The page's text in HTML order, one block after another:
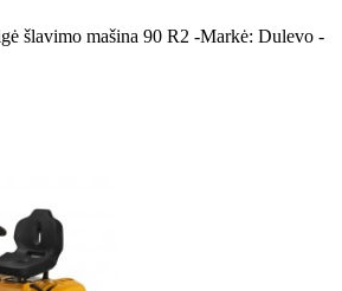
šlavimo mašina 90 R2 -Markė: Dulevo -